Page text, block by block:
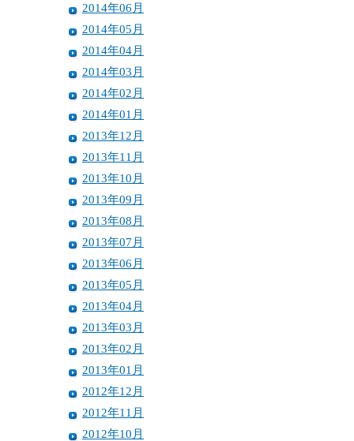
2014年06月
2014年05月
2014年04月
2014年03月
2014年02月
2014年01月
2013年12月
2013年11月
2013年10月
2013年09月
2013年08月
2013年07月
2013年06月
2013年05月
2013年04月
2013年03月
2013年02月
2013年01月
2012年12月
2012年11月
2012年10月